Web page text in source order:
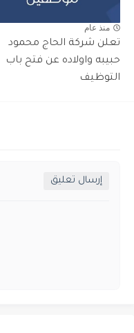
منذ عام
تعلن شركة الحاج محمود
حبيبه واولاده عن فتح باب
التوظيف
إرسال تعليق